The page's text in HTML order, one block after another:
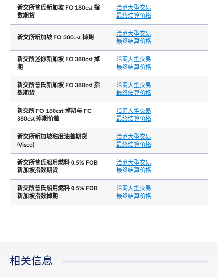
最后交易日时间
上午 7.10 - 晚上 8.00
注: 在 T 时段结束后, 交易者还有 30 分钟的宽限时
段注册T 时段的交易
最后交易日
普氏新加坡燃油 180cst 指数于合约月份的最后公
日。最后公布日是当月的最后新加坡工作日。
每日价格涨跌幅限 N.A.
格
现金结算使用期满月内所有普氏新加坡燃油
每日现货评估的算术平均值，四舍五入到小数点后
除非交易所另行规定，产品没有持仓限制。然而，
根据交易规则4.1.18，一个投资者拥有或者控制的
超过新交所时不时事先通知所规定的持仓头寸，并
且头寸是市场交易的同一侧以及所有月度合约的持
仓总和，则投资者应在收到新交所的要求后，及时
洽商大型交易
新交所普氏新加坡 FO 180cst 指
数期货
洽商大型交易
最终结算价格
新交所新加坡 FO 380cst 掉期
洽商大型交易
最终结算价格
新交所迷你新加坡 FO 380cst 掉
期
洽商大型交易
最终结算价格
新交所普氏新加坡 FO 380cst 指
数期货
洽商大型交易
最终结算价格
新交所 FO 180cst 掉期与 FO
380cst 掉期价差
洽商大型交易
最终结算价格
新交所新加坡粘度油差期货
(Visco)
洽商大型交易
最终结算价格
新交所普氏船用燃料 0.5% FOB
新加坡指数期货
洽商大型交易
最终结算价格
新交所普氏船用燃料 0.5% FOB
新加坡指数掉期
洽商大型交易
最终结算价格
相关信息